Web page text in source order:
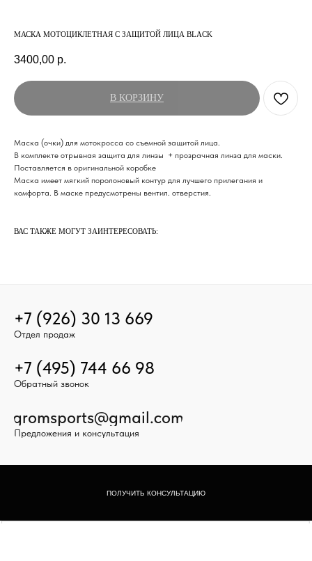
МАСКА МОТОЦИКЛЕТНАЯ С ЗАЩИТОЙ ЛИЦА BLACK
3400,00 р.
В КОРЗИНУ
Маска (очки) для мотокросса со съемной защитой лица.
В комплекте отрывная защита для линзы + прозрачная линза для маски.
Поставляется в оригинальной коробке
Маска имеет мягкий поролоновый контур для лучшего прилегания и
комфорта. В маске предусмотрены вентил. отверстия.
ВАС ТАКЖЕ МОГУТ ЗАИНТЕРЕСОВАТЬ:
+7 (495) 744 66 98
gromsports@gmail.com
Предложения и консультация
ПОЛУЧИТЬ КОНСУЛЬТАЦИЮ
+7 (926) 30 13 669
Отдел продаж
Обратный звонок